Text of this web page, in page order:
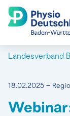
Landesverband
18.02.2025 –